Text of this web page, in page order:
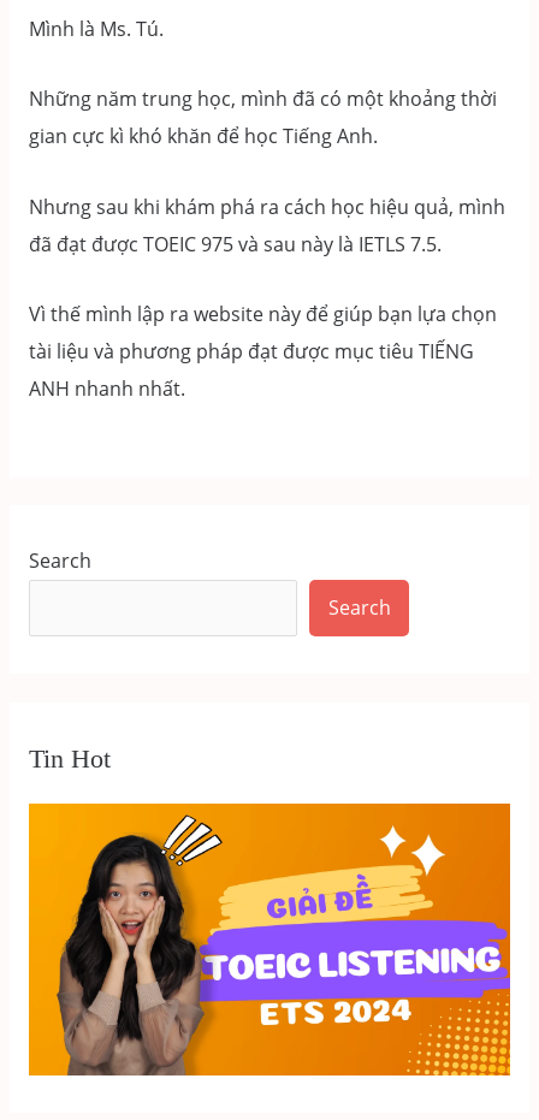
Mình là Ms. Tú.
Những năm trung học, mình đã có một khoảng thời
gian cực kì khó khăn để học Tiếng Anh.
Nhưng sau khi khám phá ra cách học hiệu quả, mình
đã đạt được TOEIC 975 và sau này là IETLS 7.5.
Vì thế mình lập ra website này để giúp bạn lựa chọn
tài liệu và phương pháp đạt được mục tiêu TIẾNG
ANH nhanh nhất.
Search
Search
Tin Hot